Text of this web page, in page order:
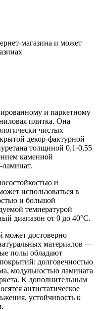
магазина и может
и паркетному
плитка. Она
чистых
декор-фактурной
толщиной 0,1-0,55
каменной
и
использоваться в
и большой
температурой
диапазон от 0 до 40°С.
достоверно
материалов —
полы обладают
долговечностью
модульностью ламината
К дополнительным
антистатическое
устойчивость к